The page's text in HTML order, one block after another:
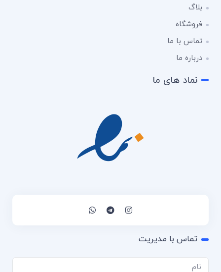
بلاگ
فروشگاه
تماس با ما
درباره ما
نماد های ما
تماس با مدیریت